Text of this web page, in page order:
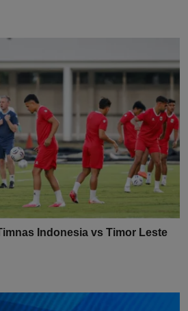
Indonesia vs Timor Leste